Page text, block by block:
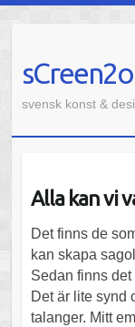
svensk konst &
Alla kan vi
Det finns de
kan skapa
Sedan finns
Det är lite synd
talanger. Mitt